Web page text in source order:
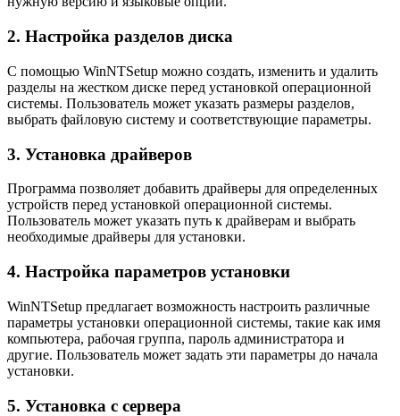
2. Настройка разделов диска
С помощью WinNTSetup можно создать, изменить и удалить
разделы на жестком диске перед установкой операционной
системы. Пользователь может указать размеры разделов,
выбрать файловую систему и соответствующие параметры.
3. Установка драйверов
Программа позволяет добавить драйверы для определенных
устройств перед установкой операционной системы.
Пользователь может указать путь к драйверам и выбрать
необходимые драйверы для установки.
4. Настройка параметров установки
WinNTSetup предлагает возможность настроить различные
параметры установки операционной системы, такие как имя
компьютера, рабочая группа, пароль администратора и
другие. Пользователь может задать эти параметры до начала
установки.
5. Установка с сервера